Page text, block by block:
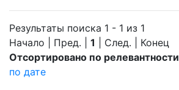
Результаты поиска 1 - 1 из 1
Начало | Пред. | 1 | След. | Конец
Отсортировано по релевантности
по дате